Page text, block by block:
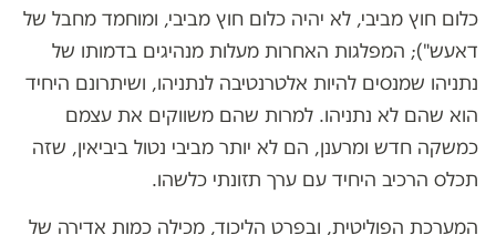
כלום חוץ מביבי, לא יהיה כלום חוץ מביבי, ומוחמד מחבל של
דאעש"); המפלגות האחרות מעלות מנהיגים בדמותו של
נתניהו שמנסים להיות אלטרנטיבה לנתניהו, ושיתרונם היחיד
הוא שהם לא נתניהו. למרות שהם משווקים את עצמם
כמשקה חדש ומרענן, הם לא יותר מביבי נטול ביביאין, שזה
תכלס הרכיב היחיד עם ערך תזונתי כלשהו.
המערכת הפוליטית, ובפרט הליכוד, מכילה כמות אדירה של